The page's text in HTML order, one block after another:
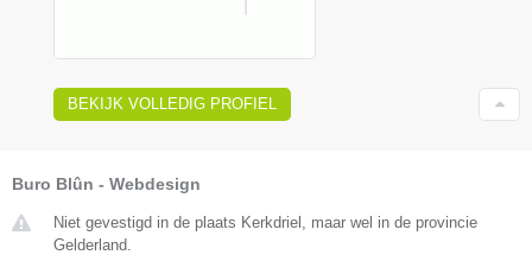
BEKIJK VOLLEDIG PROFIEL
Buro Blûn - Webdesign
Niet gevestigd in de plaats Kerkdriel, maar wel in de provincie
Gelderland.